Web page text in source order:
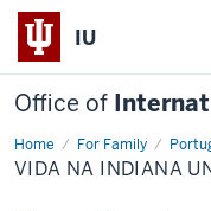
IU
Office of
Home For Family
Vida
na
Indiana
VIDA NA INDIANA